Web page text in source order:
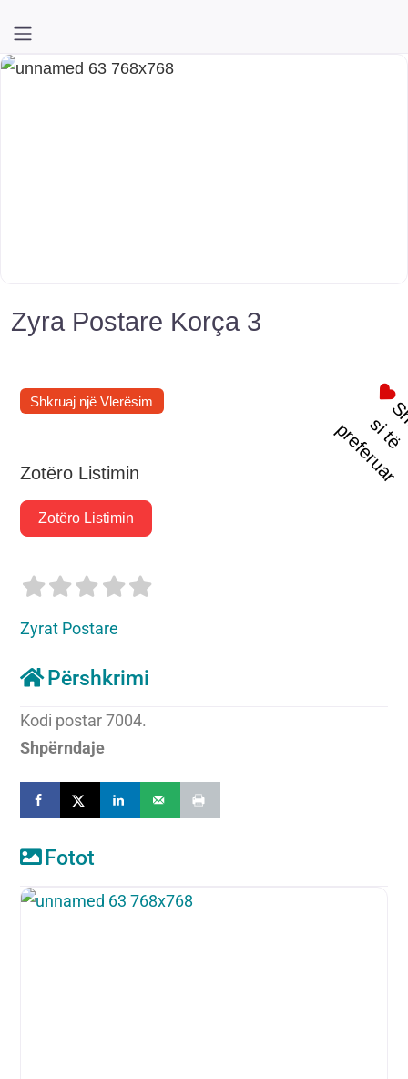
Zyra Postare Korça 3
t
s
i
p
r
Shkruaj një Vlerësim
Zotëro Listimin
Zotëro Listimin
Zyrat Postare
Përshkrimi
Kodi postar 7004.
Shpërndaje
Fotot